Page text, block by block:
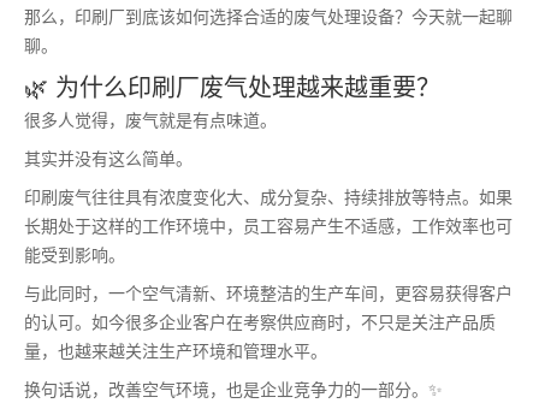
那么，印刷厂到底该如何选择合适的废气处理设备？今天就一起聊
聊。
🌿 为什么印刷厂废气处理越来越重要？
很多人觉得，废气就是有点味道。
其实并没有这么简单。
印刷废气往往具有浓度变化大、成分复杂、持续排放等特点。如果
长期处于这样的工作环境中，员工容易产生不适感，工作效率也可
能受到影响。
与此同时，一个空气清新、环境整洁的生产车间，更容易获得客户
的认可。如今很多企业客户在考察供应商时，不只是关注产品质
量，也越来越关注生产环境和管理水平。
换句话说，改善空气环境，也是企业竞争力的一部分。✨